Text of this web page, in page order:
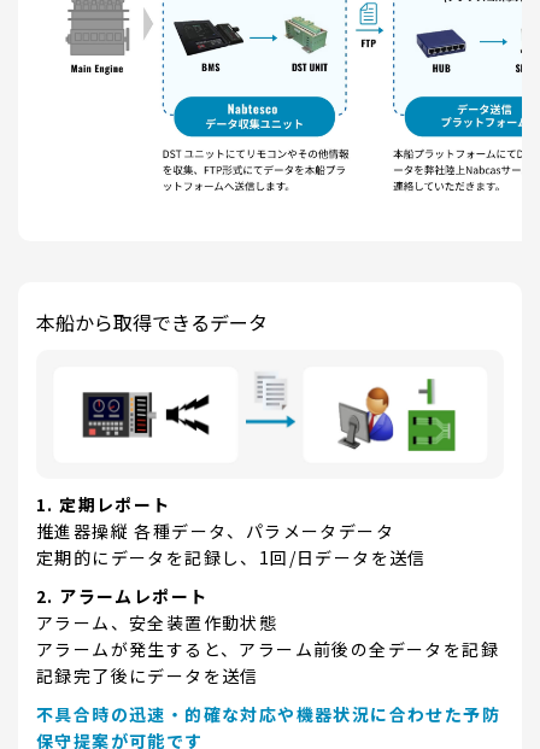
本船から取得できるデータ
1. 定期レポート
推進器操縦 各種データ、パラメータデータ
定期的にデータを記録し、1回/日データを送信
2. アラームレポート
アラーム、安全装置作動状態
アラームが発生すると、アラーム前後の全データを記録
記録完了後にデータを送信
不具合時の迅速・的確な対応や機器状況に合わせた予防
保守提案が可能です